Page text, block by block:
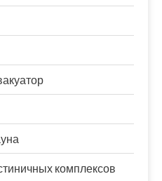
комплексов